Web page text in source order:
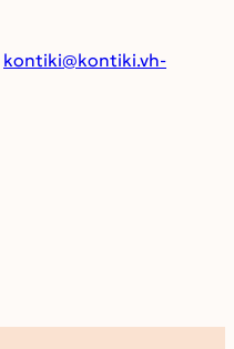
kontiki@kontiki.vh-